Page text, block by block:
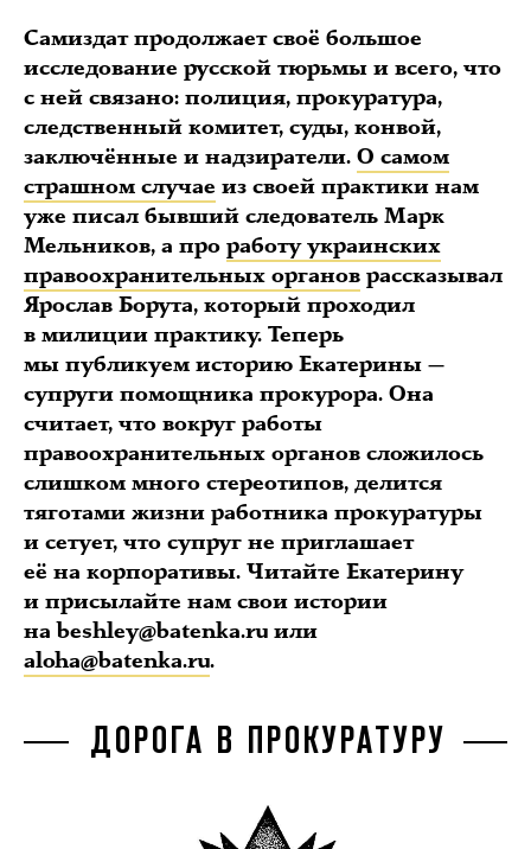
Самиздат продолжает своё большое
исследование русской тюрьмы и всего, что
с ней связано: полиция, прокуратура,
следственный комитет, суды, конвой,
заключённые и надзиратели. О самом
страшном случае из своей практики нам
уже писал бывший следователь Марк
Мельников, а про работу украинских
правоохранительных органов рассказывал
Ярослав Борута, который проходил
в милиции практику. Теперь
мы публикуем историю Екатерины —
супруги помощника прокурора. Она
считает, что вокруг работы
правоохранительных органов сложилось
слишком много стереотипов, делится
тяготами жизни работника прокуратуры
и сетует, что супруг не приглашает
её на корпоративы. Читайте Екатерину
и присылайте нам свои истории
на beshley@batenka.ru или
aloha@batenka.ru.
ДОРОГА В ПРОКУРАТУРУ